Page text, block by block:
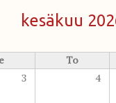
kesäkuu
To
3 4